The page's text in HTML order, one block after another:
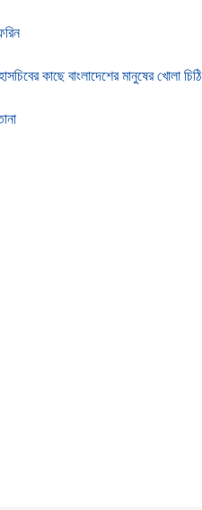
কাছে বাংলাদেশের মানুষের খোলা চিঠি